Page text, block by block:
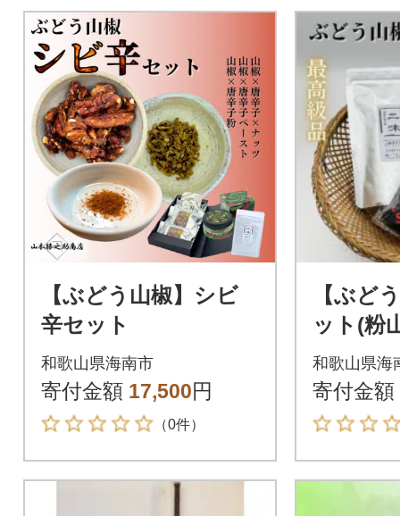
【ぶどう山椒】シビ
辛セット
和歌山県海南市
寄付金額 17,500円
（0件）
【ぶど
ット(粉
セット)
和歌山県海
寄付金額